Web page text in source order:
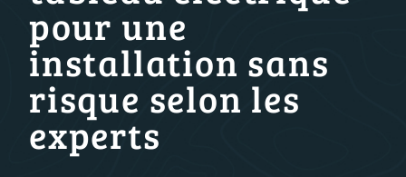
pour une
installation sans
risque selon les
experts